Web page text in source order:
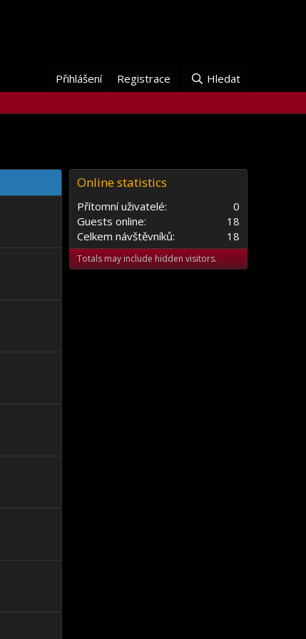
Přihlášení Registrace Hledat
Online statistics
Přítomní uživatelé
0
Guests online
18
Celkem návštěvníků
18
Totals may include hidden visitors.